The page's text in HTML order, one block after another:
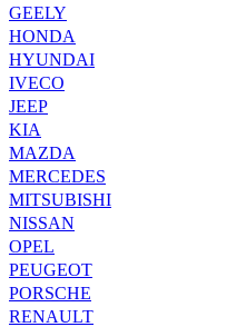
GEELY
HONDA
HYUNDAI
IVECO
JEEP
KIA
MAZDA
MERCEDES
MITSUBISHI
NISSAN
OPEL
PEUGEOT
PORSCHE
RENAULT